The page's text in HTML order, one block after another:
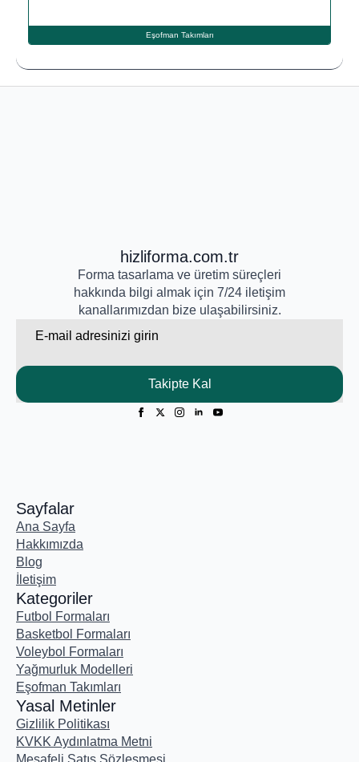
Eşofman Takımları
hizliforma.com.tr
Forma tasarlama ve üretim süreçleri
hakkında bilgi almak için 7/24 iletişim
kanallarımızdan bize ulaşabilirsiniz.
Takipte Kal
Sayfalar
Ana Sayfa
Hakkımızda
Blog
İletişim
Kategoriler
Futbol Formaları
Basketbol Formaları
Voleybol Formaları
Yağmurluk Modelleri
Eşofman Takımları
Yasal Metinler
Gizlilik Politikası
KVKK Aydınlatma Metni
Mesafeli Satış Sözleşmesi